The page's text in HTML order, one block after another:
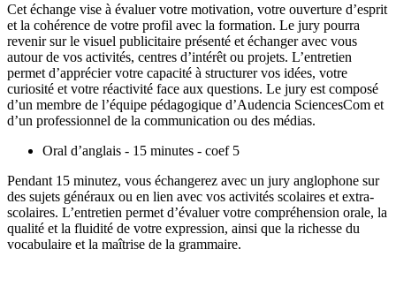
Cet échange vise à évaluer votre motivation, votre ouverture d’esprit
et la cohérence de votre profil avec la formation. Le jury pourra
revenir sur le visuel publicitaire présenté et échanger avec vous
autour de vos activités, centres d’intérêt ou projets. L’entretien
permet d’apprécier votre capacité à structurer vos idées, votre
curiosité et votre réactivité face aux questions. Le jury est composé
d’un membre de l’équipe pédagogique d’Audencia SciencesCom et
d’un professionnel de la communication ou des médias.
Oral d’anglais - 15 minutes - coef 5
Pendant 15 minutez, vous échangerez avec un jury anglophone sur
des sujets généraux ou en lien avec vos activités scolaires et extra-
scolaires. L’entretien permet d’évaluer votre compréhension orale, la
qualité et la fluidité de votre expression, ainsi que la richesse du
vocabulaire et la maîtrise de la grammaire.